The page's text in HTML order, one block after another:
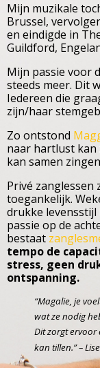
Mijn muzikale
Brussel,
en eindigde in
Guildford,
Mijn passie voor
steeds meer. Dit
Iedereen die
zijn/haar
Zo ontstond
naar hartlust kan
kan samen
Privé zanglessen
toegankelijk.
drukke levensstijl
passie op de
bestaat
tempo de
stress, geen
ontspanning.
“Magalie, je
wat ze nodig
Dit zorgt
kan tillen.” – Lise